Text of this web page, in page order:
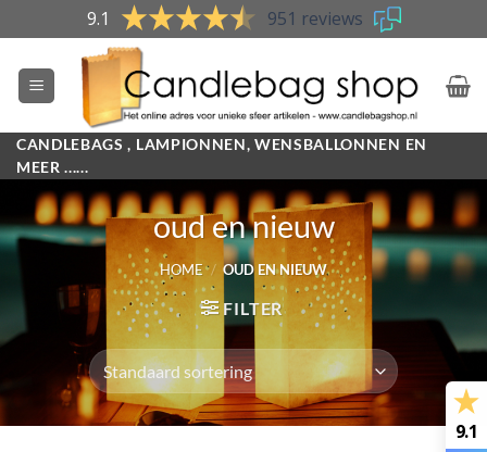
to
content
9.1 951 reviews
CANDLEBAGS , LAMPIONNEN, WENSBALLONNEN EN
MEER ......
oud en nieuw
HOME / OUD EN NIEUW
FILTER
9.1